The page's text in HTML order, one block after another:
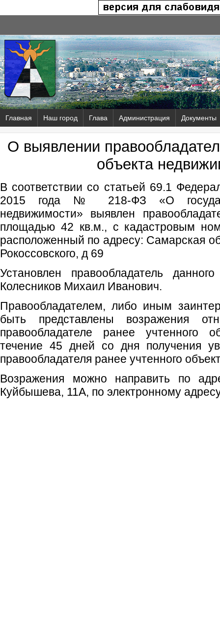
Главная Наш город Глава Администрация Документы
О выявлении
объекта
В соответствии со статьей 69.1
2015 года № 218-ФЗ «О
недвижимости» выявлен
площадью 42 кв.м., с кадастровым
расположенный по адресу: Самарская
Рокоссовского, д 69
Установлен правообладатель
Колесников Михаил Иванович.
Правообладателем, либо иным
быть представлены возражения
правообладателе ранее учтенного
течение 45 дней со дня получения
правообладателя ранее учтенного
Возражения можно направить по
Куйбышева, 11А, по электронному